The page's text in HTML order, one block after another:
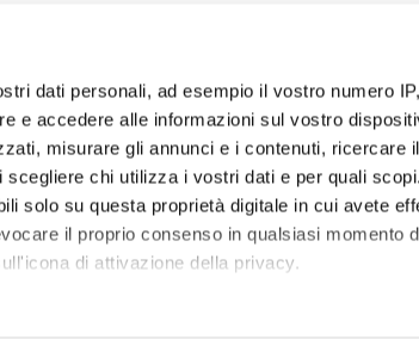
dati personali, ad esempio il vostro numero
e accedere alle informazioni sul vostro
misurare gli annunci e i contenuti, ricercare
chi utilizza i vostri dati e per quali
solo su questa proprietà digitale in cui avete
il proprio consenso in qualsiasi momento
di attivazione della privacy.